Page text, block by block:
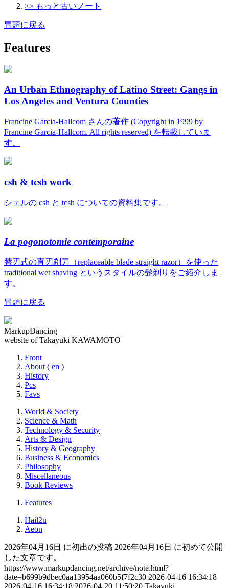
>> もっと古いノート
冒頭に戻る
Features
An Urban Ethnography of Latino Street: Gangs in
Los Angeles and Ventura Counties
Francine Garcia-Hallcom さんの著作 (Copyright in 1999 by
Francine Garcia-Hallcom. All rights reserved) を転載していま
す。
csh & tcsh work
シェルの csh と tcsh についての資料集です。
La pogonotomie contemporaine
替刃式の直刃剃刀（replaceable blade straight razor）を使った
traditional wet shaving というスタイルの髭剃りをご紹介しま
す。
冒頭に戻る
MarkupDancing
website of Takayuki KAWAMOTO
Front
About ( en )
History
Pcs
Favs
World & Society
Science & Math
Technology & Security
Arts & Design
History & Geography
Business & Economics
Philosophy
Miscellaneous
Book Reviews
Features
Hail2u
Aeon
2026年04月16日 に初出の投稿 2026年04月16日 に初めて公開
した文章です。
https://www.markupdancing.net/archive/note.html?
date=b699b9dbec0aa13954aa060b5f7f2c30 2026-04-16 16:34:18
2026-04-16 16:34:18 2026-04-20 11:50:20 Takayuki